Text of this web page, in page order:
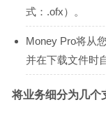
式：.ofx）。
Money Pro将从
并在下载文件时
将业务细分为几个